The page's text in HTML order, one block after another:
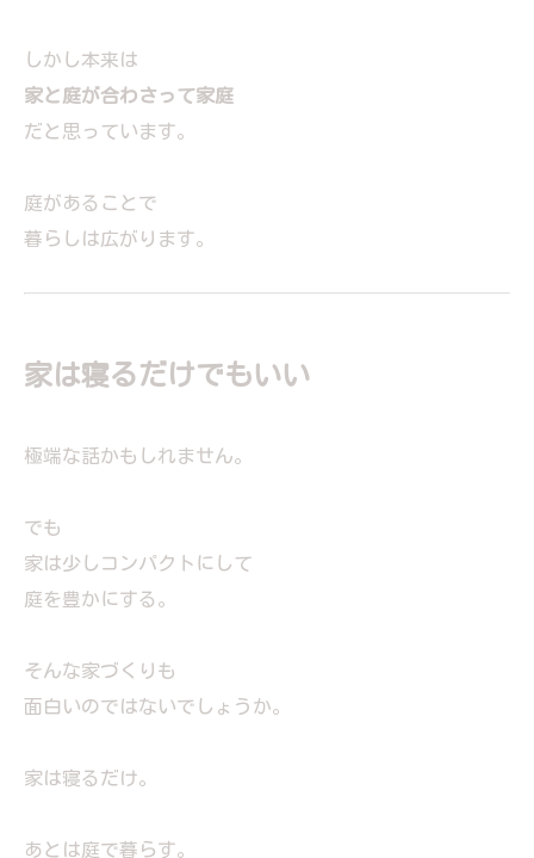
しかし本来は
家と庭が合わさって家庭
だと思っています。
庭があることで
暮らしは広がります。
家は寝るだけでもいい
極端な話かもしれません。
でも
家は少しコンパクトにして
庭を豊かにする。
そんな家づくりも
面白いのではないでしょうか。
家は寝るだけ。
あとは庭で暮らす。